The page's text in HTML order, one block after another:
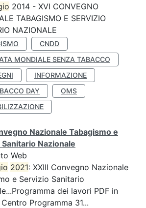
2014 - XVI CONVEGNO
TABAGISMO E SERVIZIO
NAZIONALE
CNDD
MONDIALE SENZA TABACCO
INFORMAZIONE
DAY
OMS
Nazionale Tabagismo e
Nazionale
Web
2021: XXIII Convegno Nazionale
e Servizio Sanitario
dei lavori PDF in
Programma 31...